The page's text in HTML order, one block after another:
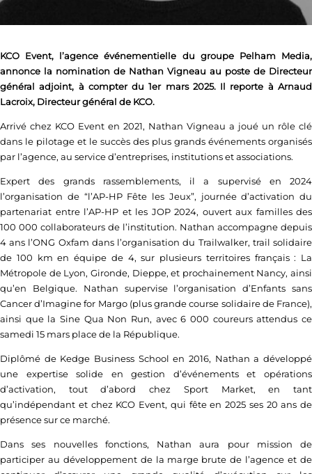
KCO Event, l’agence événementielle du groupe Pelham Media,
annonce la nomination de Nathan Vigneau au poste de Directeur
général adjoint, à compter du 1er mars 2025. Il reporte à Arnaud
Lacroix, Directeur général de KCO.
Arrivé chez KCO Event en 2021, Nathan Vigneau a joué un rôle clé
dans le pilotage et le succès des plus grands événements organisés
par l’agence, au service d’entreprises, institutions et associations.
Expert des grands rassemblements, il a supervisé en 2024
l’organisation de “l’AP-HP Fête les Jeux”, journée d’activation du
partenariat entre l’AP-HP et les JOP 2024, ouvert aux familles des
100 000 collaborateurs de l’institution. Nathan accompagne depuis
4 ans l’ONG Oxfam dans l’organisation du Trailwalker, trail solidaire
de 100 km en équipe de 4, sur plusieurs territoires français : La
Métropole de Lyon, Gironde, Dieppe, et prochainement Nancy, ainsi
qu’en Belgique. Nathan supervise l’organisation d’Enfants sans
Cancer d’Imagine for Margo (plus grande course solidaire de France),
ainsi que la Sine Qua Non Run, avec 6 000 coureurs attendus ce
samedi 15 mars place de la République.
Diplômé de Kedge Business School en 2016, Nathan a développé
une expertise solide en gestion d’événements et opérations
d’activation, tout d’abord chez Sport Market, en tant
qu’indépendant et chez KCO Event, qui fête en 2025 ses 20 ans de
présence sur ce marché.
Dans ses nouvelles fonctions, Nathan aura pour mission de
participer au développement de la marge brute de l’agence et de